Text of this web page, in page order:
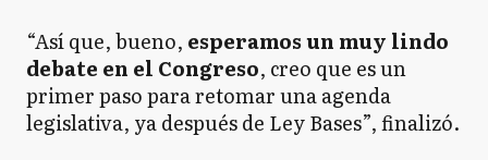
“Así que, bueno, esperamos un muy lindo
debate en el Congreso, creo que es un
primer paso para retomar una agenda
legislativa, ya después de Ley Bases”, finalizó.